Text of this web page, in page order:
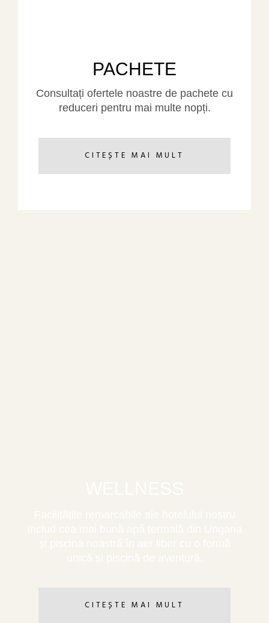
PACHETE
Consultați ofertele noastre de pachete cu
reduceri pentru mai multe nopți.
CITEȘTE MAI MULT
CITEȘTE MAI MULT